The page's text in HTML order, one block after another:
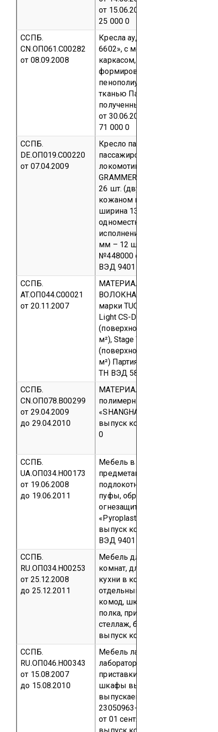
от 15.06.2007 г.
25 000 0
ССПБ.
CN.ОП061.С00282
от 08.09.2008
Кресла аудиторские модели
6602», с металлическим
каркасом, спинки и сиденья из
формированного
пенополиуретана, обтянутые
тканью Партия 750 шт.
полученные по контракту № 9
от 30.06.2008 г.
71 000 0
ССПБ.
DE.ОП019.С00220
от 07.04.2009
Кресло пассажирское для
пассажирских вагонов
локомотивной тяги ICE 3000
GRAMMER
26 шт. (двухместное сиденье в
кожаном исполнении, общая
ширина 1320мм – 14 шт.;
одноместное сиденье в
исполнении, общая ширина 640
мм – 12 шт.). Договор поставки
№448000 от 05.06.2008г
ВЭД 9401 20 000 9
ССПБ.
AT.ОП044.С00021
от 20.11.2007
МАТЕРИАЛ ДЛЯ ЗАНАВЕСА ИЗ
ВОЛОКНА TREVIRA CS,
марки TUCHLER Артикулов: Sun
Light CS-Drapery satin
(поверхностная плотность 200
м²), Stage Velour Mahler CS
(поверхностная плотность 380
м²) Партия
ТН ВЭД 5804 10 190 0
ССПБ.
CN.ОП078.В00299
от 29.04.2009
до 29.04.2010
МАТЕРИАЛЫ текстильные с
полимерным покрытием т.м.
«SHANGHAI RAILWAY»
выпуск код ТН ВЭД 5903 20
0
ССПБ.
UA.ОП034.Н00173
от 19.06.2008
до 19.06.2011
Мебель в наборах и
предметами: стулья барные без
подлокотников, кресла,
пуфы, обработанные
огнезащитным составом
«Pyroplast-HW 100»
выпуск код ОКП 56 2450
ВЭД 9401 61 000 0
ССПБ.
RU.ОП034.Н00253
от 25.12.2008
до 25.12.2011
Мебель для жилых и спальных
комнат, для общей комнаты,
кухни в комплектах и
отдельными предметами
комод, шкаф, стол, сервант,
полка, приставка, витрина,
стеллаж, бар, пенал)
выпуск код ОКП 56 0000
ССПБ.
RU.ОП046.Н00343
от 15.08.2007
до 15.08.2010
Мебель лабораторная (столы
лабораторные, столы
приставки технологические,
шкафы вытяжные),
выпускаемая по ТУ 56 21-010-
23050963-98 с Изменением №1
от 01 сентября 2003 г.
выпуск код ОКП 56 2154